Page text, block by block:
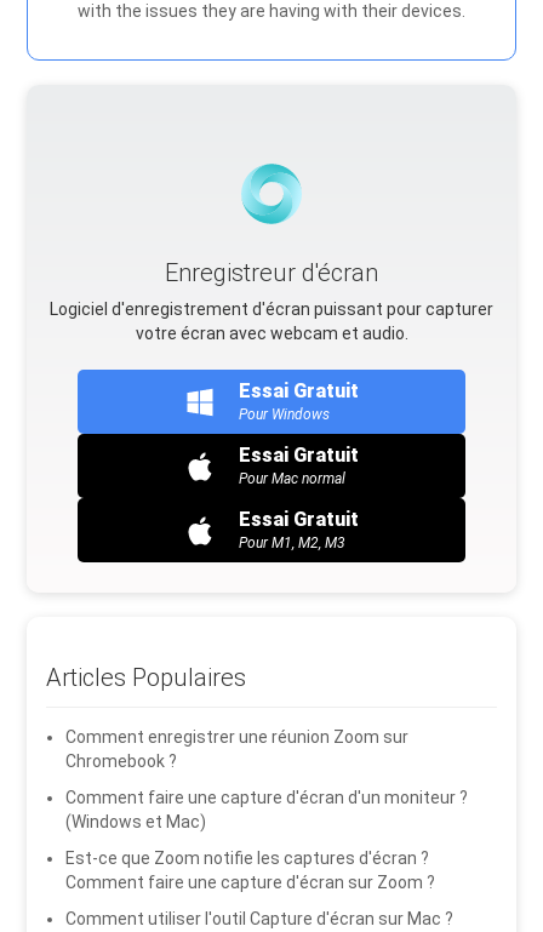
with the issues they are having with their devices.
Enregistreur d'écran
Logiciel d'enregistrement d'écran puissant pour capturer
votre écran avec webcam et audio.
Essai Gratuit
Pour Windows
Essai Gratuit
Pour Mac normal
Essai Gratuit
Pour M1, M2, M3
Articles Populaires
Comment enregistrer une réunion Zoom sur
Chromebook ?
Comment faire une capture d'écran d'un moniteur ?
(Windows et Mac)
Est-ce que Zoom notifie les captures d'écran ?
Comment faire une capture d'écran sur Zoom ?
Comment utiliser l'outil Capture d'écran sur Mac ?